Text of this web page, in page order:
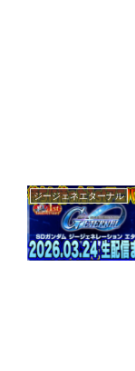
ジージェネエターナル